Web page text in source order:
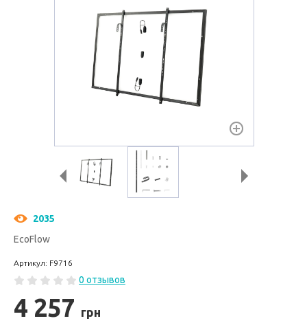
2035
EcoFlow
Артикул: F9716
0 отзывов
4 257 грн